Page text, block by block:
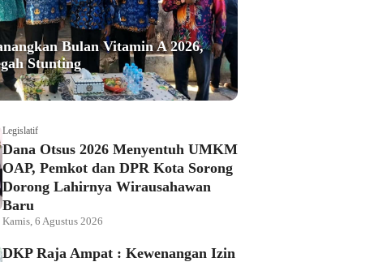
Bulan Vitamin A 2026,
Stunting
Legislatif
Dana Otsus 2026 Menyentuh UMKM
OAP, Pemkot dan DPR Kota Sorong
Dorong Lahirnya Wirausahawan
Baru
Kamis, 6 Agustus 2026
DKP Raja Ampat : Kewenangan Izin